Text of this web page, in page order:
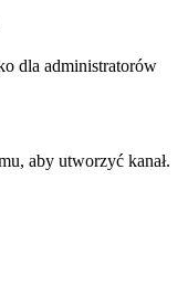
dla administratorów
aby utworzyć kanał.